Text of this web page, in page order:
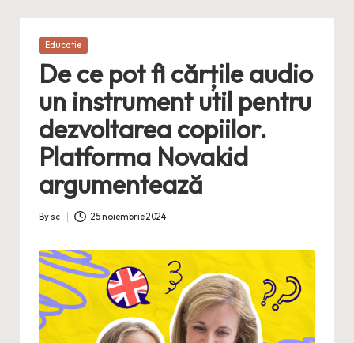
Posted
Educatie
De ce pot fi cărțile audio
un instrument util pentru
dezvoltarea copiilor.
Platforma Novakid
argumentează
Posted
By sc 25 noiembrie 2024